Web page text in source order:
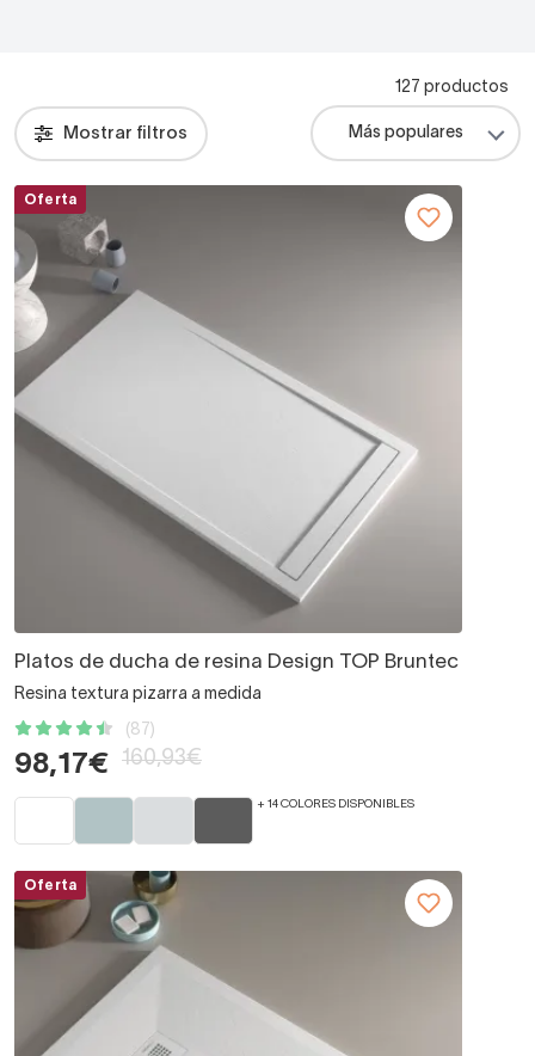
Mostrar filtros
127 productos
Oferta
Platos de ducha de resina Design TOP Bruntec
Resina textura pizarra a medida
(87)
98,17€ 160,93€
+ 14 COLORES DISPONIBLES
Oferta